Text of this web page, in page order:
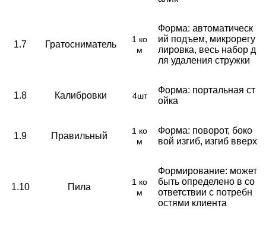
1.7 Гратосниматель
1 ко
м
Форма: автоматическ
ий подъем, микрорегу
лировка, весь набор д
ля удаления стружки
1.8 Калибровки 4шт
Форма: портальная ст
ойка
1.9 Правильный
1 ко
м
Форма: поворот, боко
вой изгиб, изгиб вверх
1.10 Пила
1 ко
м
Формирование: может
быть определено в со
ответствии с потребн
остями клиента